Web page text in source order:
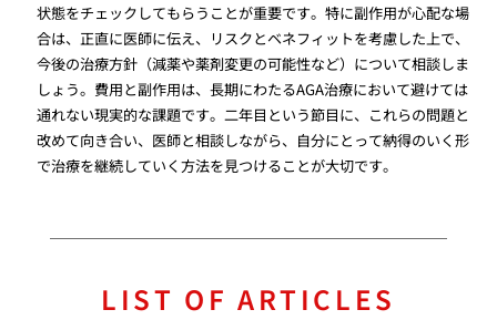
状態をチェックしてもらうことが重要です。特に副作用が心配な場
合は、正直に医師に伝え、リスクとベネフィットを考慮した上で、
今後の治療方針（減薬や薬剤変更の可能性など）について相談しま
しょう。費用と副作用は、長期にわたるAGA治療において避けては
通れない現実的な課題です。二年目という節目に、これらの問題と
改めて向き合い、医師と相談しながら、自分にとって納得のいく形
で治療を継続していく方法を見つけることが大切です。
LIST OF ARTICLES